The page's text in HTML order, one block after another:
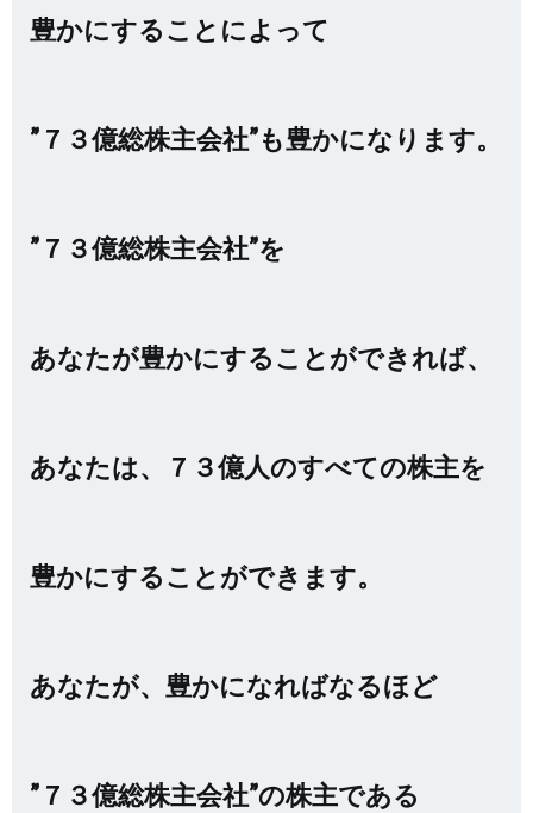
豊かにすることによって
”７３億総株主会社”も豊かになります。
”７３億総株主会社”を
あなたが豊かにすることができれば、
あなたは、７３億人のすべての株主を
豊かにすることができます。
あなたが、豊かになればなるほど
”７３億総株主会社”の株主である